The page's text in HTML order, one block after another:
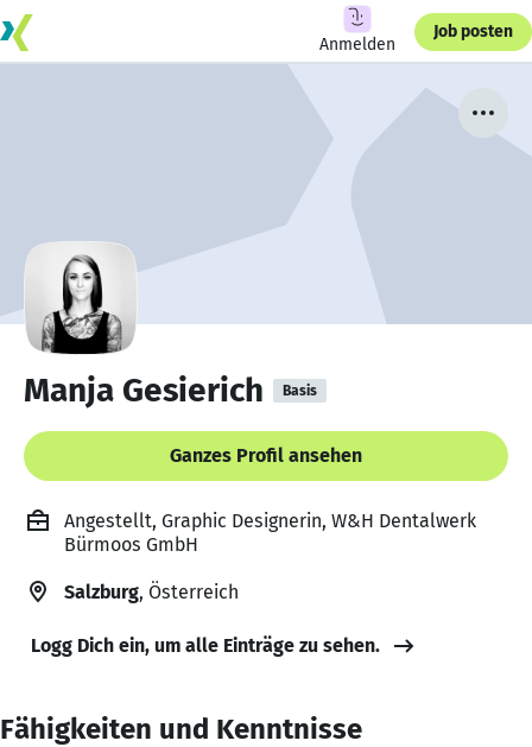
Anmelden
Job posten
Manja Gesierich Basis
Ganzes Profil ansehen
Angestellt, Graphic Designerin, W&H Dentalwerk
Bürmoos GmbH
Salzburg, Österreich
Logg Dich ein, um alle Einträge zu sehen.
Fähigkeiten und Kenntnisse